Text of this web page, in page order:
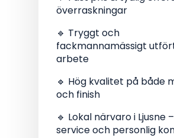
överraskningar
🔹 Tryggt och
fackmannamässigt utfört
arbete
🔹 Hög kvalitet på både
och finish
🔹 Lokal närvaro i Ljusne
service och personlig